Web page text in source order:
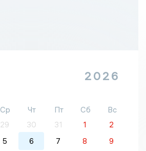
2026
Ср Чт Пт Сб
Вс
29 30 31 1
2
5 6 7 8
9